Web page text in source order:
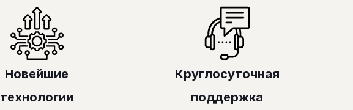
Новейшие
технологии
Круглосуточная
поддержка